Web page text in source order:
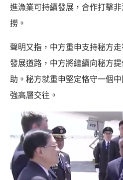
進漁業可持續發展，合作打擊
撈。
聲明又指，中方重申支持秘方
發展道路，中方將繼續向秘方
助。秘方就重申堅定恪守一個
強高層交往。